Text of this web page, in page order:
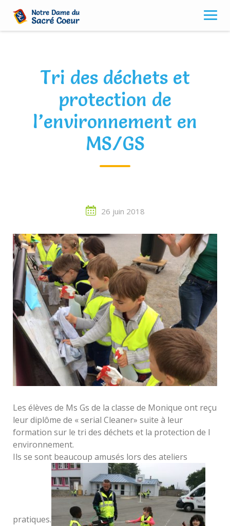
content
Tri des déchets et
protection de
l’environnement en
MS/GS
26 juin 2018
Les élèves de Ms Gs de la classe de Monique ont reçu
leur diplôme de « serial Cleaner» suite à leur
formation sur le tri des déchets et la protection de l
environnement.
Ils se sont beaucoup amusés lors des ateliers
pratiques.